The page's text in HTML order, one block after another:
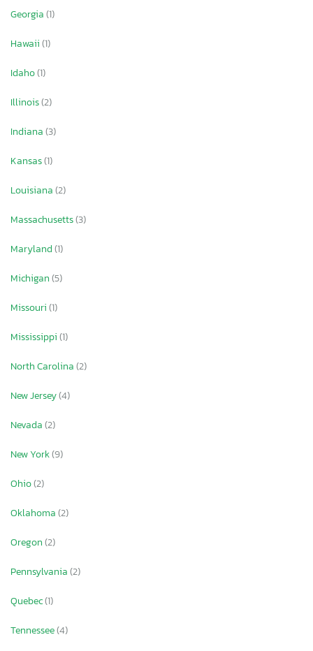
Georgia(1)
Hawaii(1)
Idaho(1)
Illinois(2)
Indiana(3)
Kansas(1)
Louisiana(2)
Massachusetts(3)
Maryland(1)
Michigan(5)
Missouri(1)
Mississippi(1)
North Carolina(2)
New Jersey(4)
Nevada(2)
New York(9)
Ohio(2)
Oklahoma(2)
Oregon(2)
Pennsylvania(2)
Quebec(1)
Tennessee(4)